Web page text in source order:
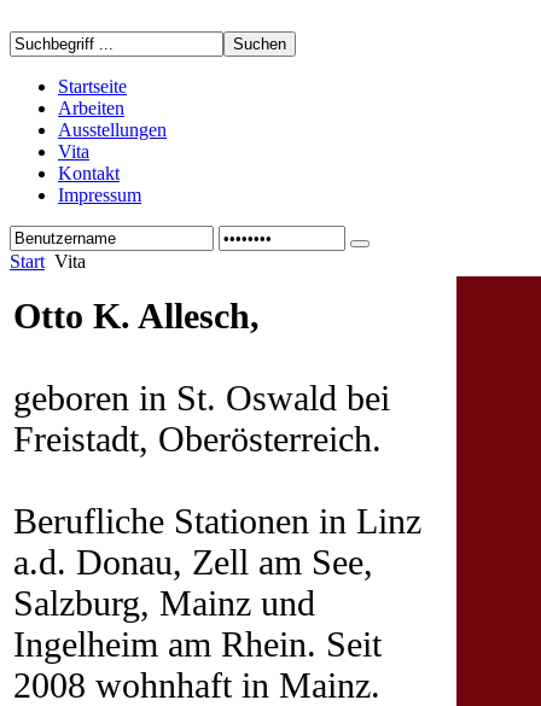
Startseite
Arbeiten
Ausstellungen
Vita
Kontakt
Impressum
Start Vita
Otto K. Allesch,
geboren in St. Oswald bei
Freistadt, Oberösterreich.
Berufliche Stationen in Linz
a.d. Donau, Zell am See,
Salzburg, Mainz und
Ingelheim am Rhein. Seit
2008 wohnhaft in Mainz.